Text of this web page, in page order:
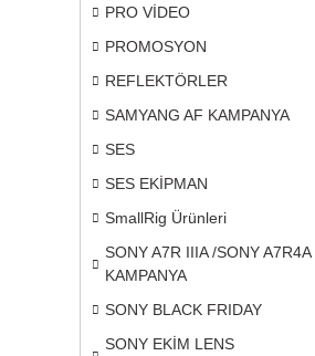
PRO VİDEO
PROMOSYON
REFLEKTÖRLER
SAMYANG AF KAMPANYA
SES
SES EKİPMAN
SmallRig Ürünleri
SONY A7R IIIA /SONY A7R4A
KAMPANYA
SONY BLACK FRIDAY
SONY EKİM LENS